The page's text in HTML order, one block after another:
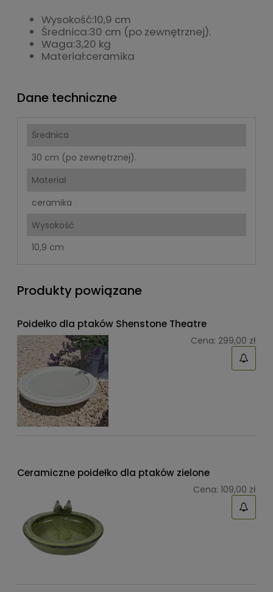
Wysokość:10,9 cm
Średnica:30 cm (po zewnętrznej).
Waga:3,20 kg
Materiał:ceramika
Dane techniczne
Średnica
30 cm (po zewnętrznej).
Materiał
ceramika
Wysokość
10,9 cm
Produkty powiązane
Poidełko dla ptaków Shenstone Theatre
Cena: 299,00 zł
Ceramiczne poidełko dla ptaków zielone
Cena: 109,00 zł